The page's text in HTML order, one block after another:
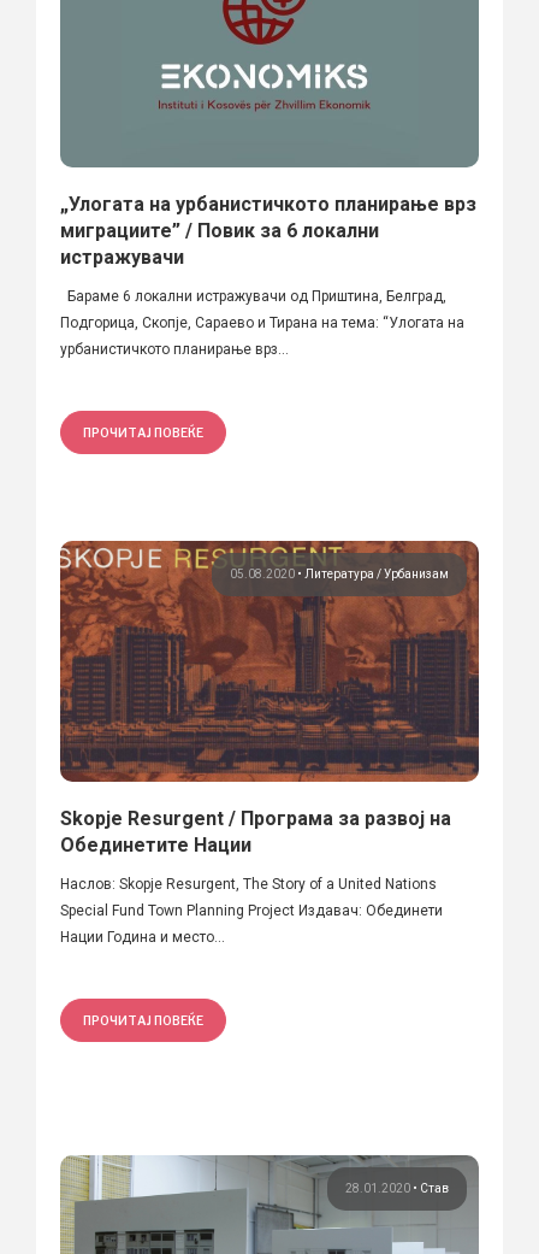
„Улогата на урбанистичкото планирање врз
миграциите” / Повик за 6 локални
истражувачи
Бараме 6 локални истражувачи од Приштина, Белград,
Подгорица, Скопје, Сараево и Тирана на тема: “Улогата на
урбанистичкото планирање врз...
ПРОЧИТАЈ ПОВЕЌЕ
05.08.2020 • Литература Урбанизам
Skopje Resurgent / Програма за развој на
Обединетите Нации
Наслов: Skopje Resurgent, The Story of a United Nations
Special Fund Town Planning Project Издавач: Обединети
Нации Година и место...
ПРОЧИТАЈ ПОВЕЌЕ
28.01.2020 • Став